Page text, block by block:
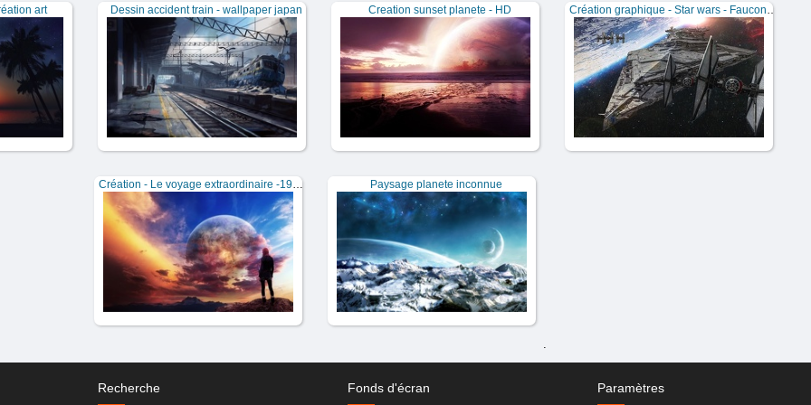
art Dessin accident train - wallpaper japan Creation sunset planete - HD Création graphique - Star wars - Faucon millenium
Création - Le voyage extraordinaire -1920x1200 Paysage planete inconnue
Recherche Fonds d'écran Paramètres